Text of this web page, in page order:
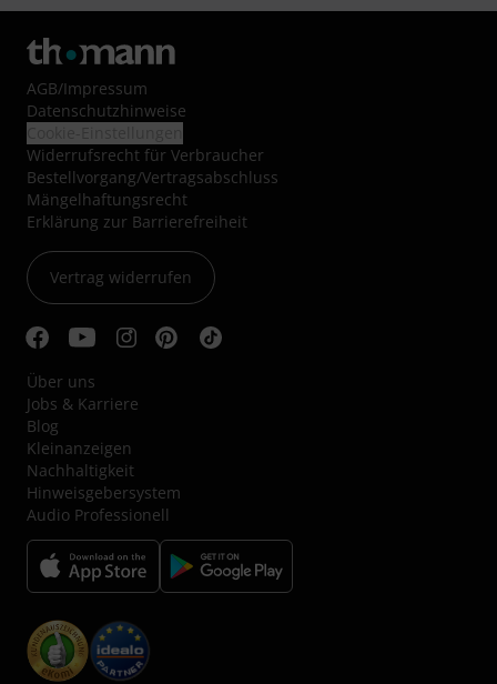
AGB/Impressum
Datenschutzhinweise
Widerrufsrecht für Verbraucher
Bestellvorgang/Vertragsabschluss
Mängelhaftungsrecht
Erklärung zur Barrierefreiheit
Vertrag widerrufen
Über uns
Jobs & Karriere
Blog
Kleinanzeigen
Nachhaltigkeit
Hinweisgebersystem
Audio Professionell